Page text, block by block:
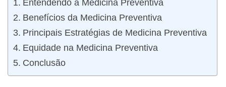
Entendendo a Medicina Preventiva
Benefícios da Medicina Preventiva
Principais Estratégias de Medicina Preventiva
Equidade na Medicina Preventiva
Conclusão